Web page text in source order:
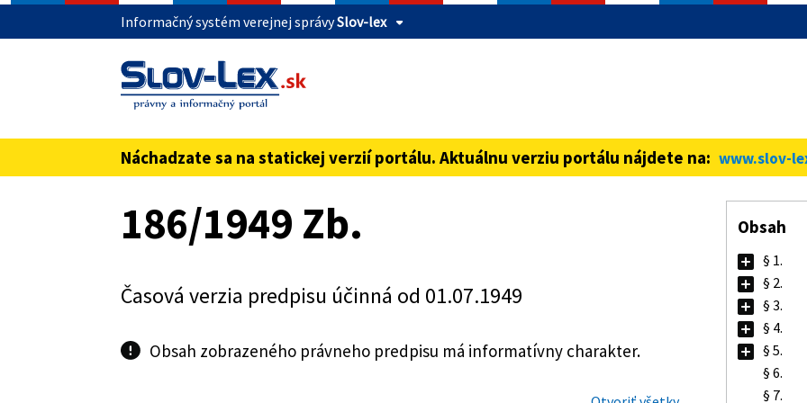
Informačný systém verejnej správySlov-lex
Táto stránka je zabezpečená
Buďte pozorní a vždy sa uistite, že zdieľate informácie iba cez zabezpečenú
pred názvom domény webového sídla.
Náchadzate sa na statickej verzií portálu. Aktuálnu verziu portálu nájdete na: www.slov-
186/1949 Zb.
Časová verzia predpisu účinná od 01.07.1949
Obsah zobrazeného právneho predpisu má informatívny charakter.
Obsah
§ 1.
§ 2.
§ 3.
§ 4.
§ 5.
§ 6.
§ 7.